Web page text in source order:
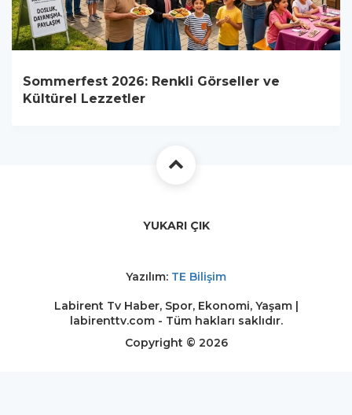
Sommerfest 2026: Renkli Görseller ve
Kültürel Lezzetler
YUKARI ÇIK
Yazılım: TE Bilişim
Labirent Tv Haber, Spor, Ekonomi, Yaşam |
labirenttv.com - Tüm hakları saklıdır.
Copyright © 2026